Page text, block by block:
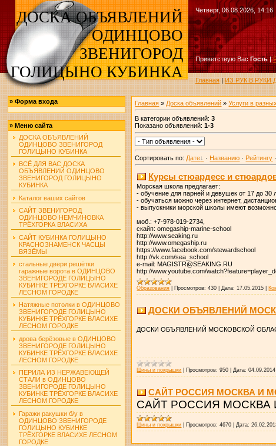
ДОСКА ОБЪЯВЛЕНИЙ
ОДИНЦОВО
ЗВЕНИГОРОД
ГОЛИЦЫНО КУБИНКА
Четверг, 06.08.2026, 14:16
Приветствую Вас Гость|
Главная|ИЗ РУК В
»Форма входа
»Меню сайта
ДОСКА ОБЪЯВЛЕНИЙ
ОДИНЦОВО ЗВЕНИГОРОД
ГОЛИЦЫНО КУБИНКА
ВСЁ ДЛЯ ВАС ДОСКА
ОБЪЯВЛЕНИЙ ОДИНЦОВО
ЗВЕНИГОРОД ГОЛИЦЫНО
КУБИНКА
Каталог ваших сайтов
САЙТ ЗВЕНИГОРОД
ОДИНЦОВО НЕМЧИНОВКА
ТРЁХГОРКА ВЛАСИХА
САЙТ КУБИНКА ГОЛИЦЫНО
КРАСНОЗНАМЕНСК ЧАСЦЫ
ВЯЗЁМЫ
стальные двери решётки
гаражные ворота в ОДИНЦОВО
ЗВЕНИГОРОДЕ ГОЛИЦЫНО
КУБИНКЕ ТРЁХГОРКЕ ВЛАСИХЕ
ЛЕСНОМ ГОРОДКЕ
Натяжные потолки в ОДИНЦОВО
ЗВЕНИГОРОДЕ ГОЛИЦЫНО
КУБИНКЕ ТРЁХГОРКЕ ВЛАСИХЕ
ЛЕСНОМ ГОРОДКЕ
дрова берёзовые в ОДИНЦОВО
ЗВЕНИГОРОДЕ ГОЛИЦЫНО
КУБИНКЕ ТРЁХГОРКЕ ВЛАСИХЕ
ЛЕСНОМ ГОРОДКЕ
ПЕРИЛА ИЗ НЕРЖАВЕЮЩЕЙ
СТАЛИ в ОДИНЦОВО
ЗВЕНИГОРОДЕ ГОЛИЦЫНО
КУБИНКЕ ТРЁХГОРКЕ ВЛАСИХЕ
ЛЕСНОМ ГОРОДКЕ
Гаражи ракушки б/у в
ОДИНЦОВО ЗВЕНИГОРОДЕ
ГОЛИЦЫНО КУБИНКЕ
ТРЁХГОРКЕ ВЛАСИХЕ ЛЕСНОМ
ГОРОДКЕ
Главная » Доска объявлений »Услуги в
В категории объявлений:3
Показано объявлений:1-3
Сортировать по: Дате · Названию · Рейтингу ·
Курсы стюардесс и
Морская школа предлагает:
- обучение для парней и девушек от 17 до 30
- обучаться можно через интернет,
- выпускники морской школы имеют
моб.: +7-978-019-2734,
скайп: omegaship-marine-school
http://www.seaking.ru
http://www.omegaship.ru
https://www.facebook.com/stewardschool
http://vk.com/sea_school
e-mail: MAGISTR@SEAKING.RU
http://www.youtube.com/
Образования Просмотров: 430 Дата: 17.05.2015
ДОСКИ ОБЪЯВЛЕНИЙ
ДОСКИ ОБЪЯВЛЕНИЙ МОСКОВСКОЙ
Шины и покрышки Просмотров: 950 Дата: 04.09.2014
САЙТ РОССИЯ МОСКВА И
САЙТ РОССИЯ МОСКВА
Шины и покрышки Просмотров: 4670 Дата: